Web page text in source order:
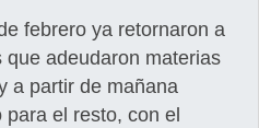
febrero ya retornaron a
que adeudaron materias
a partir de mañana
el resto, con el